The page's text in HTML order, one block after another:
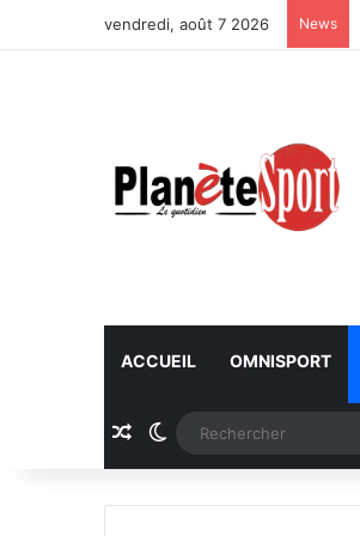
vendredi, août 7 2026 News
ACCUEIL OMNISPORT
Article Aléatoire
Switch skin